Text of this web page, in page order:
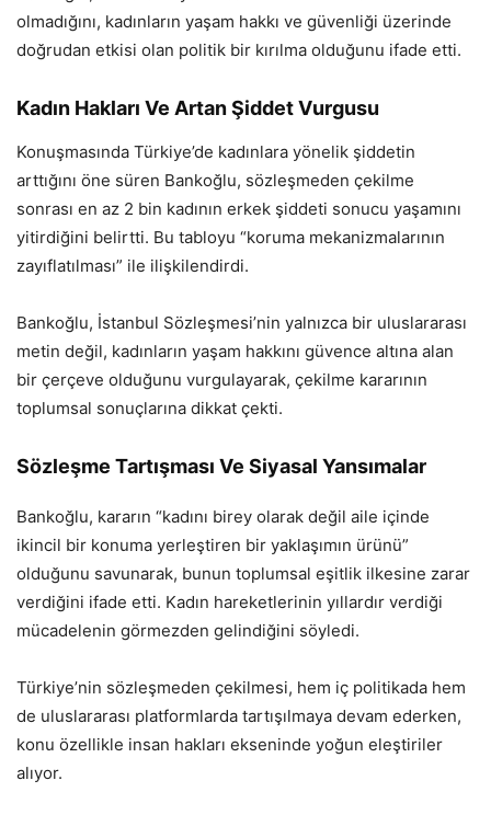
olmadığını, kadınların yaşam hakkı ve güvenliği üzerinde
doğrudan etkisi olan politik bir kırılma olduğunu ifade etti.
Kadın Hakları Ve Artan Şiddet Vurgusu
Konuşmasında Türkiye’de kadınlara yönelik şiddetin
arttığını öne süren Bankoğlu, sözleşmeden çekilme
sonrası en az 2 bin kadının erkek şiddeti sonucu yaşamını
yitirdiğini belirtti. Bu tabloyu “koruma mekanizmalarının
zayıflatılması” ile ilişkilendirdi.
Bankoğlu, İstanbul Sözleşmesi’nin yalnızca bir uluslararası
metin değil, kadınların yaşam hakkını güvence altına alan
bir çerçeve olduğunu vurgulayarak, çekilme kararının
toplumsal sonuçlarına dikkat çekti.
Sözleşme Tartışması Ve Siyasal Yansımalar
Bankoğlu, kararın “kadını birey olarak değil aile içinde
ikincil bir konuma yerleştiren bir yaklaşımın ürünü”
olduğunu savunarak, bunun toplumsal eşitlik ilkesine zarar
verdiğini ifade etti. Kadın hareketlerinin yıllardır verdiği
mücadelenin görmezden gelindiğini söyledi.
Türkiye’nin sözleşmeden çekilmesi, hem iç politikada hem
de uluslararası platformlarda tartışılmaya devam ederken,
konu özellikle insan hakları ekseninde yoğun eleştiriler
alıyor.